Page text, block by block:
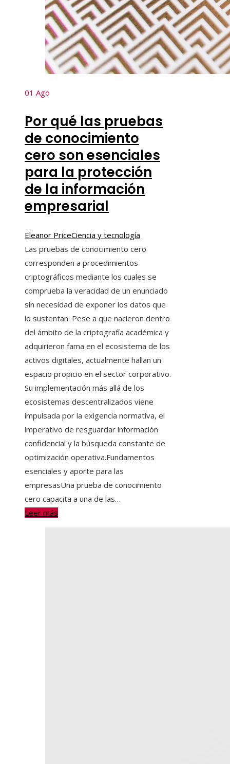
01 Ago
Por qué las pruebas
de conocimiento
cero son esenciales
para la protección
de la información
empresarial
Eleanor PriceCiencia y tecnología
Las pruebas de conocimiento cero
corresponden a procedimientos
criptográficos mediante los cuales se
comprueba la veracidad de un enunciado
sin necesidad de exponer los datos que
lo sustentan. Pese a que nacieron dentro
del ámbito de la criptografía académica y
adquirieron fama en el ecosistema de los
activos digitales, actualmente hallan un
espacio propicio en el sector corporativo.
Su implementación más allá de los
ecosistemas descentralizados viene
impulsada por la exigencia normativa, el
imperativo de resguardar información
confidencial y la búsqueda constante de
optimización operativa.Fundamentos
esenciales y aporte para las
empresasUna prueba de conocimiento
cero capacita a una de las…
Leer más